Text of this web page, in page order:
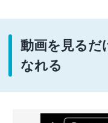
動画を見るだ
なれる